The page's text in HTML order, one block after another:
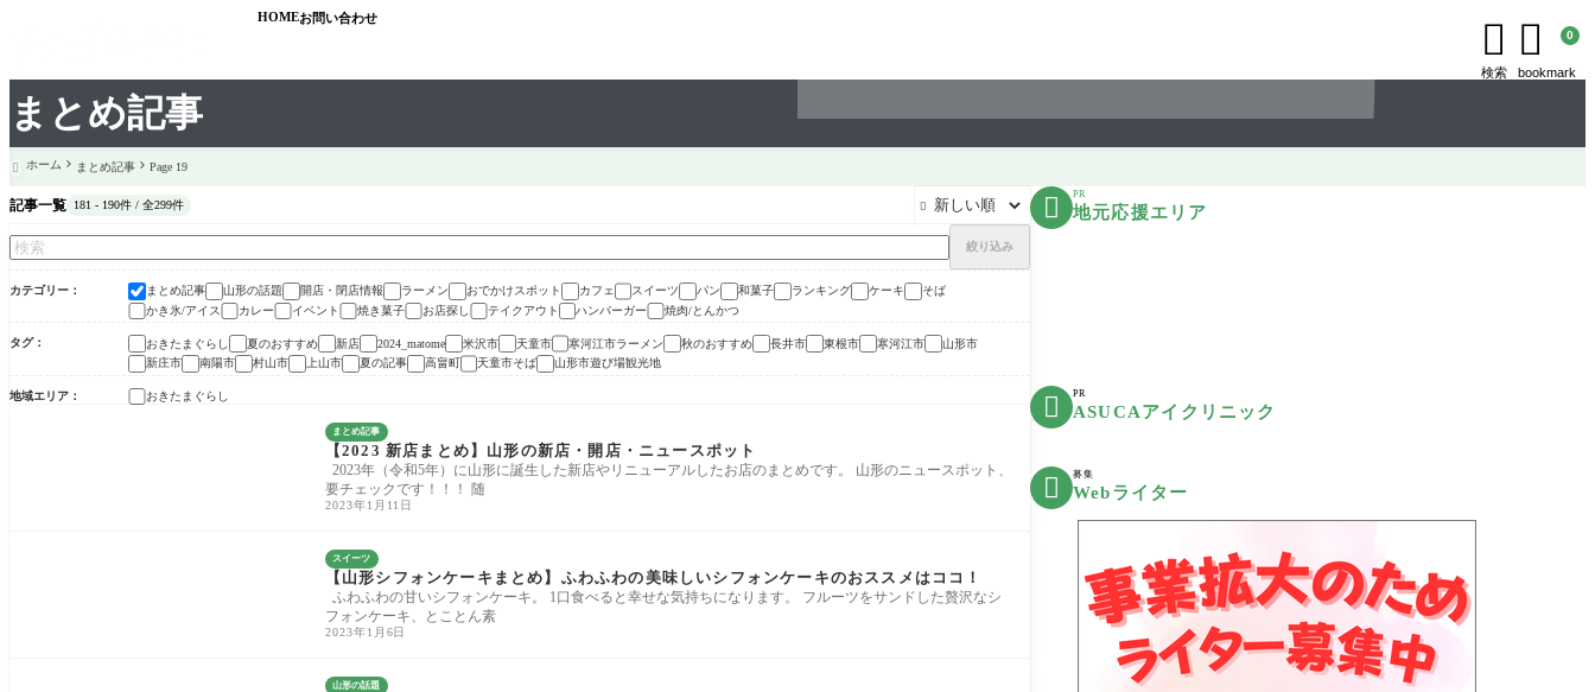
まとめ記事
HOMEお問い合わせ 
検索
 0
bookmark
 ホーム まとめ記事 Page 19
記事一覧 181 - 190件 / 全299件 
絞り込み
カテゴリー まとめ記事 山形の話題 開店・閉店情報 ラーメン おでかけスポット カフェ スイーツ パン 和菓子 ランキング ケーキ
そば
かき氷/アイス
カレー イベント 焼き菓子 お店探し テイクアウト ハンバーガー 焼肉/とんかつ
タグ おきたまぐらし 夏のおすすめ 新店 2024_matome 米沢市 天童市 寒河江市ラーメン 秋のおすすめ 長井市 東根市 寒河江市
山形市
新庄市
南陽市 村山市 上山市 夏の記事 高畠町 天童市そば 山形市遊び場観光地
地域エリア おきたまぐらし
まとめ記事
【2023 新店まとめ】山形の新店・開店・ニュースポット
2023年（令和5年）に山形に誕生した新店やリニューアルしたお店のまとめです。 山形のニュースポット、
要チェックです！！！ 随
2023年1月11日
スイーツ
【山形シフォンケーキまとめ】ふわふわの美味しいシフォンケーキのおススメはココ！
ふわふわの甘いシフォンケーキ。 1口食べると幸せな気持ちになります。 フルーツをサンドした贅沢なシ
フォンケーキ、とことん素
2023年1月6日
山形の話題
 PR
地元応援エリア
 PR
ASUCAアイクリニック
 募集
Webライター